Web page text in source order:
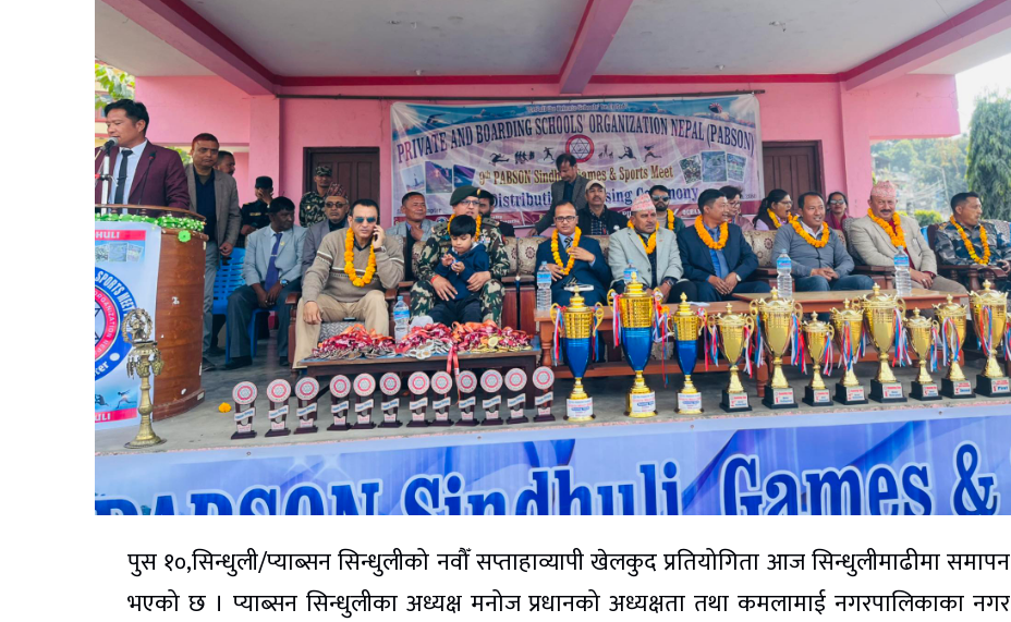
पुस १०,सिन्धुली/प्याब्सन सिन्धुलीको नवौँ सप्ताहाव्यापी खेलकुद प्रतियोगिता आज सिन्धुलीमाढीमा समापन
भएको छ । प्याब्सन सिन्धुलीका अध्यक्ष मनोज प्रधानको अध्यक्षता तथा कमलामाई नगरपालिकाका नगर